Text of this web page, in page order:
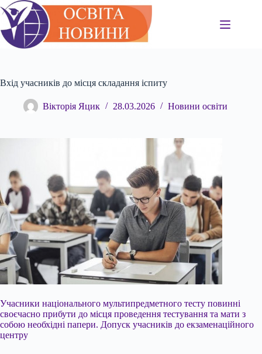
Перейти
до
вмісту
Вхід учасників до місця складання іспиту
Вікторія Яцик 28.03.2026 Новини освіти
Учасники національного мультипредметного тесту повинні
своєчасно прибути до місця проведення тестування та мати з
собою необхідні папери. Допуск учасників до екзаменаційного
центру